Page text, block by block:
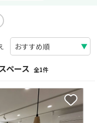
ペース 全1件